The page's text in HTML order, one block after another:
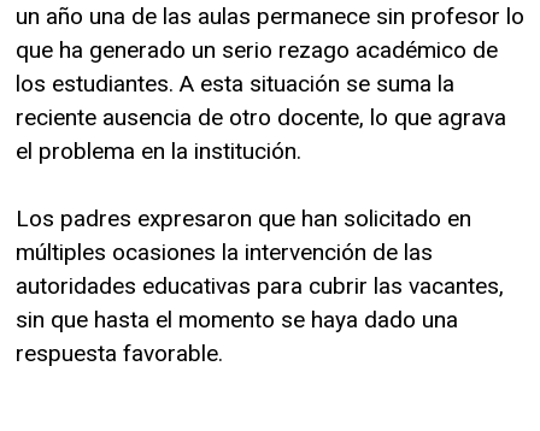
un año una de las aulas permanece sin profesor lo
que ha generado un serio rezago académico de
los estudiantes. A esta situación se suma la
reciente ausencia de otro docente, lo que agrava
el problema en la institución.
Los padres expresaron que han solicitado en
múltiples ocasiones la intervención de las
autoridades educativas para cubrir las vacantes,
sin que hasta el momento se haya dado una
respuesta favorable.